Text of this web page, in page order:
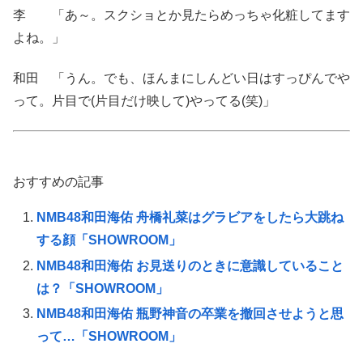
李 「あ～。スクショとか見たらめっちゃ化粧してます
よね。」
和田 「うん。でも、ほんまにしんどい日はすっぴんでや
って。片目で(片目だけ映して)やってる(笑)」
おすすめの記事
NMB48和田海佑 舟橋礼菜はグラビアをしたら大跳ね
する顔「SHOWROOM」
NMB48和田海佑 お見送りのときに意識していること
は？「SHOWROOM」
NMB48和田海佑 瓶野神音の卒業を撤回させようと思
って…「SHOWROOM」